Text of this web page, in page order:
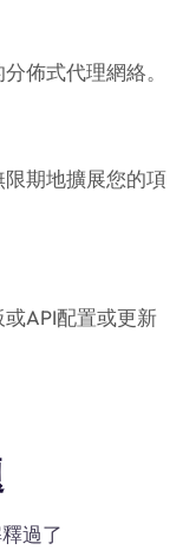
佈式代理網絡。
期地擴展您的項
API配置或更新
過了